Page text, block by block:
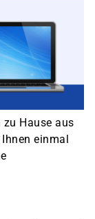
Hause aus
einmal